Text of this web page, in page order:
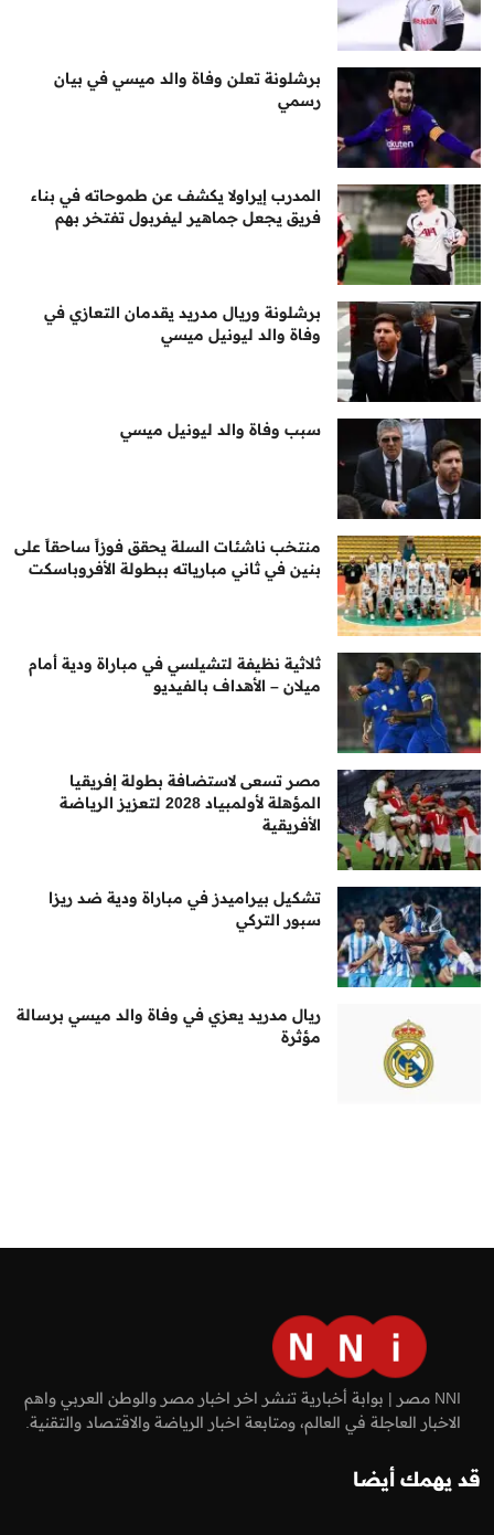
برشلونة تعلن وفاة والد ميسي في بيان
رسمي
المدرب إيراولا يكشف عن طموحاته في بناء
فريق يجعل جماهير ليفربول تفتخر بهم
برشلونة وريال مدريد يقدمان التعازي في
وفاة والد ليونيل ميسي
سبب وفاة والد ليونيل ميسي
منتخب ناشئات السلة يحقق فوزاً ساحقاً على
بنين في ثاني مبارياته ببطولة الأفروباسكت
ثلاثية نظيفة لتشيلسي في مباراة ودية أمام
ميلان – الأهداف بالفيديو
مصر تسعى لاستضافة بطولة إفريقيا
المؤهلة لأولمبياد 2028 لتعزيز الرياضة
الأفريقية
تشكيل بيراميدز في مباراة ودية ضد ريزا
سبور التركي
ريال مدريد يعزي في وفاة والد ميسي برسالة
مؤثرة
NNI مصر | بوابة أخبارية تنشر اخر اخبار مصر والوطن العربي واهم
الاخبار العاجلة في العالم، ومتابعة اخبار الرياضة والاقتصاد والتقنية.
قد يهمك أيضا